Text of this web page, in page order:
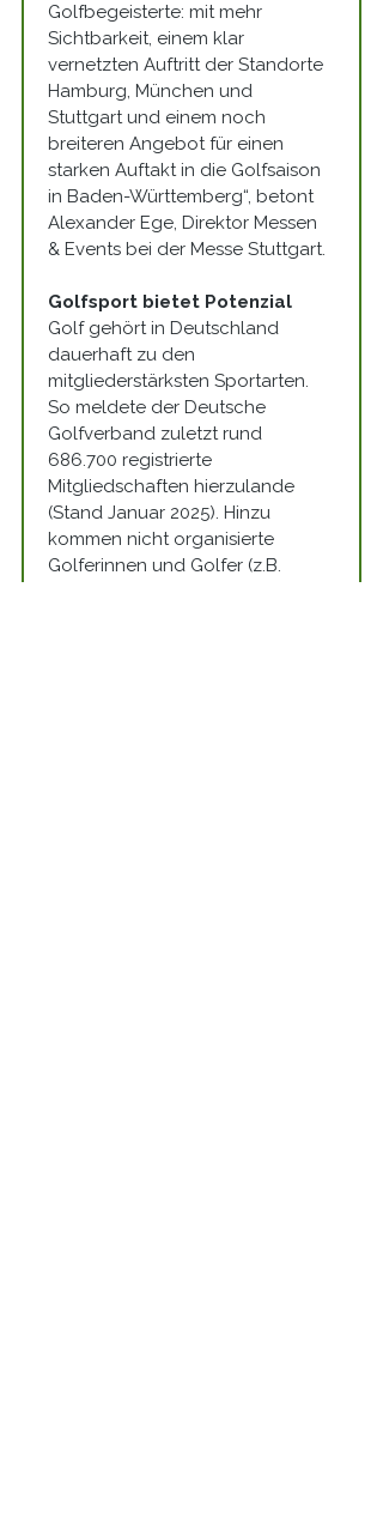
Golfbegeisterte: mit mehr
Sichtbarkeit, einem klar
vernetzten Auftritt der Standorte
Hamburg, München und
Stuttgart und einem noch
breiteren Angebot für einen
starken Auftakt in die Golfsaison
in Baden-Württemberg“, betont
Alexander Ege, Direktor Messen
& Events bei der Messe Stuttgart.
Golfsport bietet Potenzial
Golf gehört in Deutschland
dauerhaft zu den
mitgliederstärksten Sportarten.
So meldete der Deutsche
Golfverband zuletzt rund
686.700 registrierte
Mitgliedschaften hierzulande
(Stand Januar 2025). Hinzu
kommen nicht organisierte
Golferinnen und Golfer (z.B.